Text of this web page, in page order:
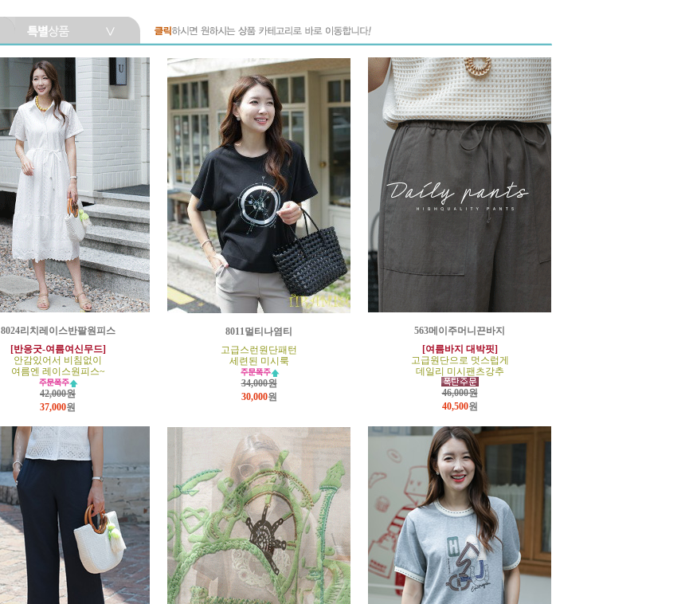
8024리치레이스반팔원피스
[반응굿-여름여신무드]
안감있어서 비침없이
여름엔 레이스원피스~
42,000원
37,000원
8011멀티나염티
고급스런원단패턴
세련된 미시룩
34,000원
30,000원
563메이주머니끈바지
[여름바지 대박핏]
고급원단으로 멋스럽게
데일리 미시팬츠강추
46,000원
40,500원